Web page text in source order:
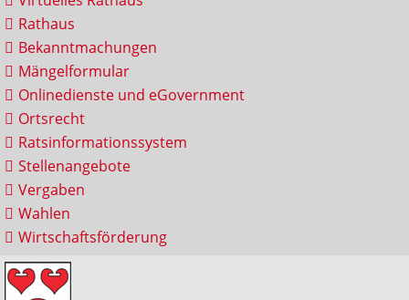
Rathaus
Bekanntmachungen
Mängelformular
Onlinedienste und eGovernment
Ortsrecht
Ratsinformationssystem
Stellenangebote
Vergaben
Wahlen
Wirtschaftsförderung